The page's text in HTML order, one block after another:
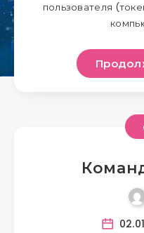
пользователя